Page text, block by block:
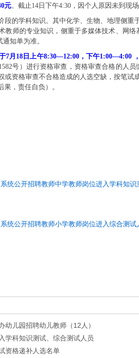
元。截止14日下午4:30，因个人原因未到现
段的学科知识。其中化学、生物、地理侧
教师的专业知识，侧重于多媒体技术、网
知单为准。
7月18日上午8:30—12:00，下午1:00—4:00
号）进行资格审查，资格审查合格的人
或资格审查不合格造成的人选空缺，按笔
，责任自负）。
统公开招聘教师中学教师岗位进入学科知
统公开招聘教师小学教师岗位进入综合测试
幼儿园招聘幼儿教师（12人）
学科知识测试、综合测试人员
资格递补人选名单